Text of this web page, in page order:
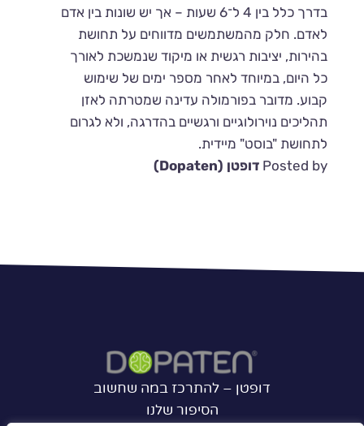
בדרך כלל בין 4 ל־6 שעות – אך יש שונות בין אדם
לאדם. חלק מהמשתמשים מדווחים על תחושת
בהירות, יציבות רגשית או מיקוד שנמשכת לאורך
כל היום, במיוחד לאחר מספר ימים של שימוש
קבוע. מדובר בפורמולה עדינה שמטרתה לאזן
תהליכים נוירולוגיים ורגשיים בהדרגה, ולא לגרום
לתחושת "בוסט" מיידית.
Posted by דופטן (Dopaten)
דופטן – להתרכז במה שחשוב
הסיפור שלנו